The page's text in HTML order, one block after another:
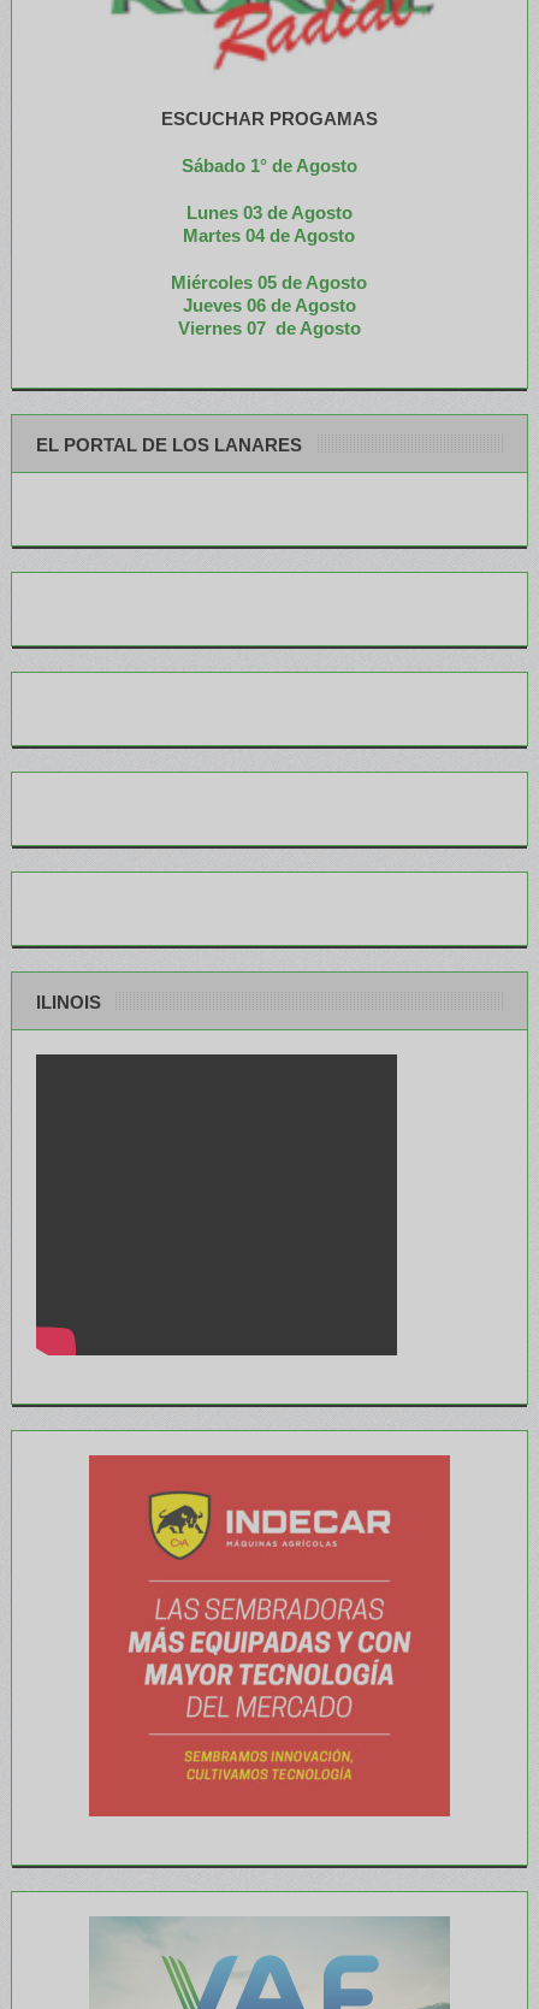
ESCUCHAR PROGAMAS
Sábado 1° de Agosto
Lunes 03 de Agosto
Martes 04 de Agosto
Miércoles 05 de Agosto
Jueves 06 de Agosto
Viernes 07 de Agosto
EL PORTAL DE LOS LANARES
ILINOIS